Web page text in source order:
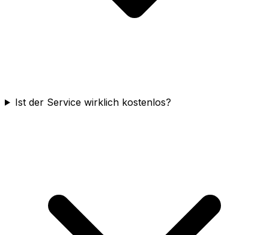
Ist der Service wirklich kostenlos?